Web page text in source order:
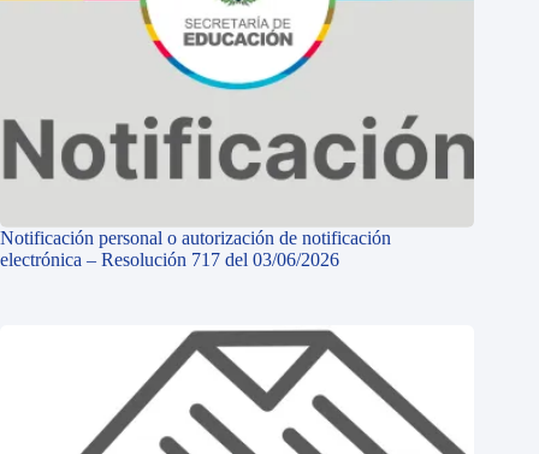
Notificación personal o autorización de notificación
electrónica – Resolución 717 del 03/06/2026